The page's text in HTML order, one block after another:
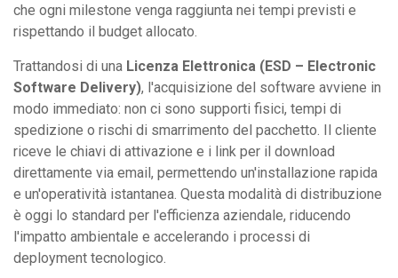
che ogni milestone venga raggiunta nei tempi previsti e
rispettando il budget allocato.
Trattandosi di una Licenza Elettronica (ESD – Electronic
Software Delivery), l'acquisizione del software avviene in
modo immediato: non ci sono supporti fisici, tempi di
spedizione o rischi di smarrimento del pacchetto. Il cliente
riceve le chiavi di attivazione e i link per il download
direttamente via email, permettendo un'installazione rapida
e un'operatività istantanea. Questa modalità di distribuzione
è oggi lo standard per l'efficienza aziendale, riducendo
l'impatto ambientale e accelerando i processi di
deployment tecnologico.